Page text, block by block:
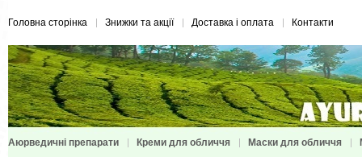
Головна сторінка Знижки та акції Доставка і оплата Контакти
Аюрведичні препарати Креми для обличчя Маски для обличчя